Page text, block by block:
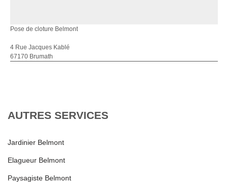
Pose de cloture Belmont
4 Rue Jacques Kablé
67170 Brumath
AUTRES SERVICES
Jardinier Belmont
Elagueur Belmont
Paysagiste Belmont